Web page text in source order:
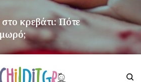
κρεβάτι: Πότε
μωρό;